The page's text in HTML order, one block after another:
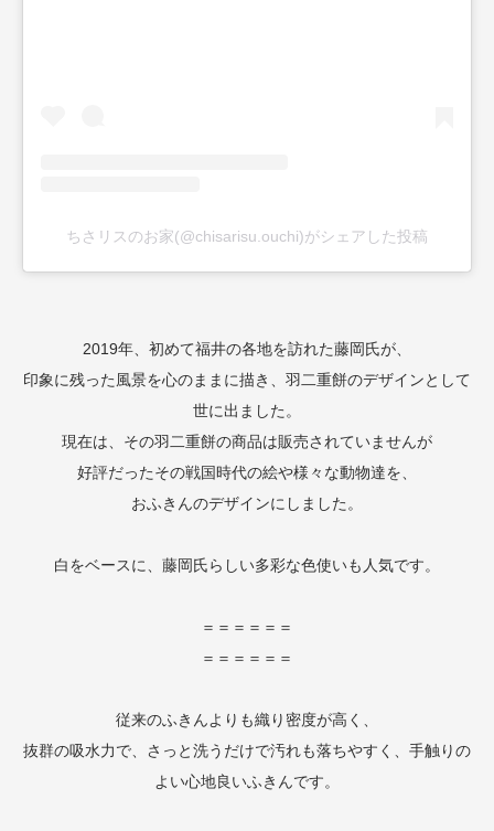
ちさリスのお家(@chisarisu.ouchi)がシェアした投稿
2019年、初めて福井の各地を訪れた藤岡氏が、
印象に残った風景を心のままに描き、羽二重餅のデザインとして
世に出ました。
現在は、その羽二重餅の商品は販売されていませんが
好評だったその戦国時代の絵や様々な動物達を、
おふきんのデザインにしました。
白をベースに、藤岡氏らしい多彩な色使いも人気です。
＝＝＝＝＝＝
＝＝＝＝＝＝
従来のふきんよりも織り密度が高く、
抜群の吸水力で、さっと洗うだけで汚れも落ちやすく、手触りの
よい心地良いふきんです。